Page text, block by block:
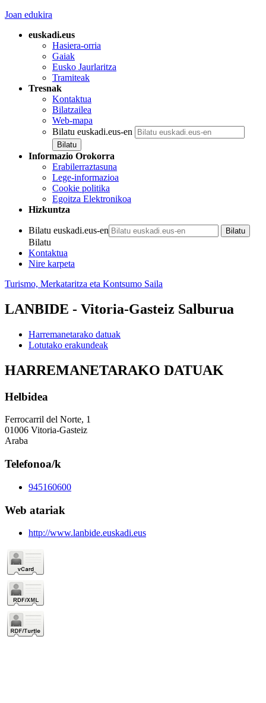
Joan edukira
euskadi.eus
Hasiera-orria
Gaiak
Eusko Jaurlaritza
Tramiteak
Tresnak
Kontaktua
Bilatzailea
Web-mapa
Bilatu euskadi.eus-en
Informazio Orokorra
Erabilerraztasuna
Lege-informazioa
Cookie politika
Egoitza Elektronikoa
Hizkuntza
Bilatu euskadi.eus-en
Bilatu
Kontaktua
Nire karpeta
Turismo, Merkataritza eta Kontsumo Saila
LANBIDE - Vitoria-Gasteiz Salburua
Harremanetarako datuak
Lotutako erakundeak
HARREMANETARAKO DATUAK
Helbidea
Ferrocarril del Norte, 1
01006 Vitoria-Gasteiz
Araba
Telefonoa/k
945160600
Web atariak
http://www.lanbide.euskadi.eus